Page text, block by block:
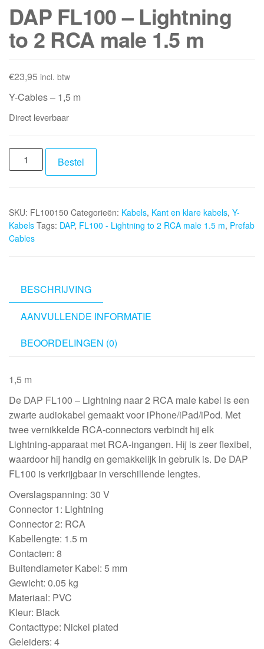
DAP FL100 – Lightning
to 2 RCA male 1.5 m
€23,95 incl. btw
Y-Cables – 1,5 m
Direct leverbaar
DAP
FL100
to
2
RCA
aantal
Bestel
SKU: FL100150 Categorieën: Kabels, Kant en klare kabels, Y-
Kabels Tags: DAP, FL100 - Lightning to 2 RCA male 1.5 m, Prefab
Cables
BESCHRIJVING
AANVULLENDE INFORMATIE
BEOORDELINGEN (0)
1,5 m
De DAP FL100 – Lightning naar 2 RCA male kabel is een
zwarte audiokabel gemaakt voor iPhone/iPad/iPod. Met
twee vernikkelde RCA-connectors verbindt hij elk
Lightning-apparaat met RCA-ingangen. Hij is zeer flexibel,
waardoor hij handig en gemakkelijk in gebruik is. De DAP
FL100 is verkrijgbaar in verschillende lengtes.
Overslagspanning: 30 V
Connector 1: Lightning
Connector 2: RCA
Kabellengte: 1.5 m
Contacten: 8
Buitendiameter Kabel: 5 mm
Gewicht: 0.05 kg
Materiaal: PVC
Kleur: Black
Contacttype: Nickel plated
Geleiders: 4